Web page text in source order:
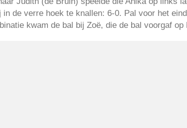
de verre hoek te knallen: 6-0. Pal voor het
kwam de bal bij Zoë, die de bal voorgaf